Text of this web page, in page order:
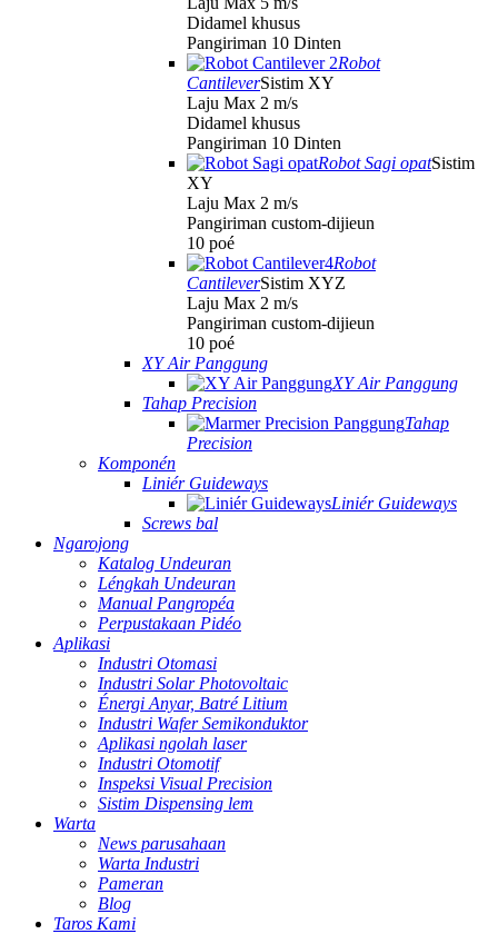
Didamel khusus
Pangiriman 10 Dinten
Robot
CantileverSistim XY
Laju Max 2 m/s
Didamel khusus
Pangiriman 10 Dinten
Robot Sagi opatSistim
XY
Laju Max 2 m/s
Pangiriman custom-dijieun
10 poé
Robot
CantileverSistim XYZ
Laju Max 2 m/s
Pangiriman custom-dijieun
10 poé
XY Air Panggung
XY Air Panggung
Tahap Precision
Tahap
Precision
Komponén
Liniér Guideways
Liniér Guideways
Screws bal
Ngarojong
Katalog Undeuran
Léngkah Undeuran
Manual Pangropéa
Perpustakaan Pidéo
Aplikasi
Industri Otomasi
Industri Solar Photovoltaic
Énergi Anyar, Batré Litium
Industri Wafer Semikonduktor
Aplikasi ngolah laser
Industri Otomotif
Inspeksi Visual Precision
Sistim Dispensing lem
Warta
News parusahaan
Warta Industri
Pameran
Blog
Taros Kami